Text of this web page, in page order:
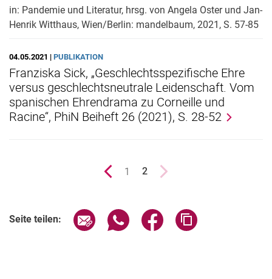
in: Pandemie und Literatur, hrsg. von Angela Oster und Jan-
Henrik Witthaus, Wien/Berlin: mandelbaum, 2021, S. 57-85
04.05.2021 | PUBLIKATION
Franziska Sick, „Geschlechtsspezifische Ehre
versus geschlechtsneutrale Leidenschaft. Vom
spanischen Ehrendrama zu Corneille und
Racine“, PhiN Beiheft 26 (2021), S. 28-52
vorherige Seite Seite
1
2
nächste Seite
Seite teilen: Seite über E-Mail teilen
Seite über WhatsApp teilen
Seite über Facebook